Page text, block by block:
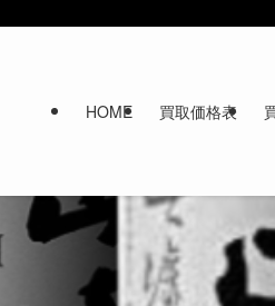
HOME 買取価格表